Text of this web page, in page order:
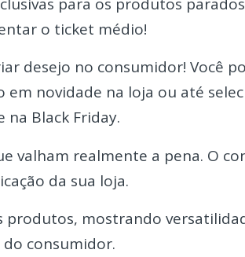
o ticket médio!
desejo no consumidor! Você
em novidade na loja ou até
na Black Friday.
valham realmente a pena. O
da sua loja.
produtos, mostrando
consumidor.